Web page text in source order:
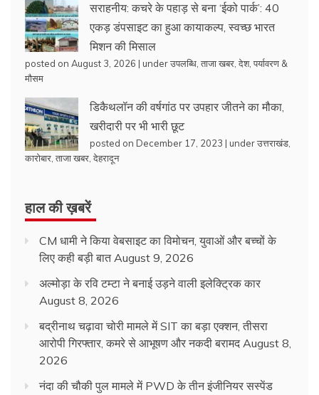
सराहनीय: कचरे के पहाड़ से बना ‘ईको पार्क’: 40
एकड़ डंपसाइट का हुआ कायाकल्प, स्वच्छ भारत
मिशन की मिसाल
posted on August 3, 2026 | underउपलब्धि, ताजा खबर, देश, पर्यावरण &
मौसम
डिकैथलॉन की वर्षगांठ पर उपहार जीतने का मौका,
खरीदारी पर भी भारी छूट
posted on December 17, 2023 | underउत्तराखंड,
कारोबार, ताजा खबर, देहरादून
हाल की ख़बरें
CM धामी ने किया वेबसाइट का विमोचन, युवाओं और बच्चों के
लिए कही बड़ी बात August 9, 2026
अल्मोड़ा के रवि टम्टा ने बनाई उड़ने वाली इलेक्ट्रिक कार
August 8, 2026
बद्रीनाथ चढ़ावा चोरी मामले में SIT का बड़ा एक्शन, तीसरा
आरोपी गिरफ्तार, कमरे से आभूषण और नकदी बरामद August 8,
2026
नंदा की चौकी पुल मामले में PWD के तीन इंजीनियर सस्पेंड